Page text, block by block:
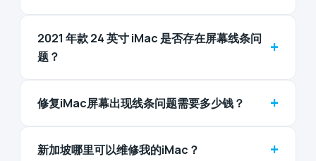
2021 年款 24 英寸 iMac 是否存在屏幕线条问
题？
+
修复iMac屏幕出现线条问题需要多少钱？ +
新加坡哪里可以维修我的iMac？ +